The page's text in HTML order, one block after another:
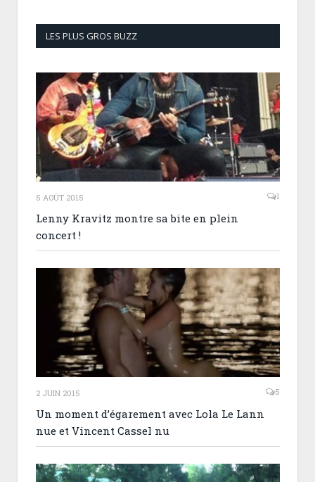
LES PLUS GROS BUZZ
5 AOÛT 2015 1
Lenny Kravitz montre sa bite en plein
concert !
2 JUIN 2015 5
Un moment d’égarement avec Lola Le Lann
nue et Vincent Cassel nu